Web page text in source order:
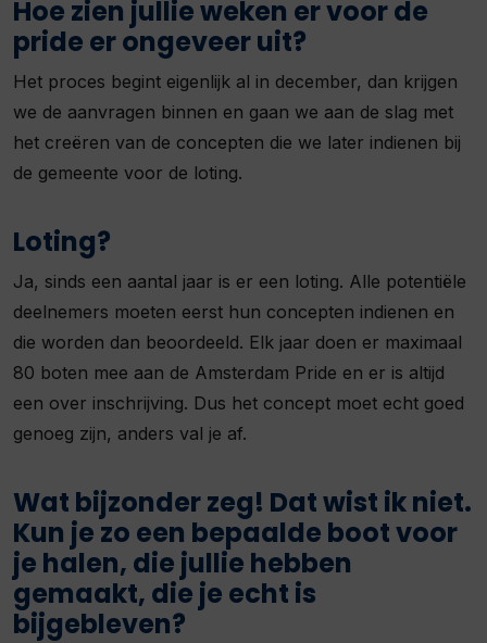
Hoe zien jullie weken er voor de
pride er ongeveer uit?
Het proces begint eigenlijk al in december, dan krijgen
we de aanvragen binnen en gaan we aan de slag met
het creëren van de concepten die we later indienen bij
de gemeente voor de loting.
Loting?
Ja, sinds een aantal jaar is er een loting. Alle potentiële
deelnemers moeten eerst hun concepten indienen en
die worden dan beoordeeld. Elk jaar doen er maximaal
80 boten mee aan de Amsterdam Pride en er is altijd
een over inschrijving. Dus het concept moet echt goed
genoeg zijn, anders val je af.
Wat bijzonder zeg! Dat wist ik niet.
Kun je zo een bepaalde boot voor
je halen, die jullie hebben
gemaakt, die je echt is
bijgebleven?